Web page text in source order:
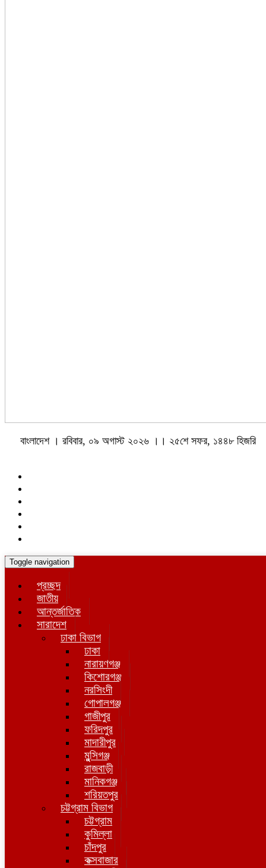
বাংলাদেশ । রবিবার, ০৯ অগাস্ট ২০২৬ ।। ২৫শে সফর, ১৪৪৮ হিজরি
Toggle navigation
প্রচ্ছদ
জাতীয়
আন্তর্জাতিক
সারাদেশ
ঢাকা বিভাগ
ঢাকা
নারায়ণগঞ্জ
কিশোরগঞ্জ
নরসিংদী
গোপালগঞ্জ
গাজীপুর
ফরিদপুর
মাদারীপুর
মুন্সিগঞ্জ
রাজবাড়ী
মানিকগঞ্জ
শরিয়তপুর
চট্টগ্রাম বিভাগ
চট্টগ্রাম
কুমিল্লা
চাঁদপুর
কক্সবাজার